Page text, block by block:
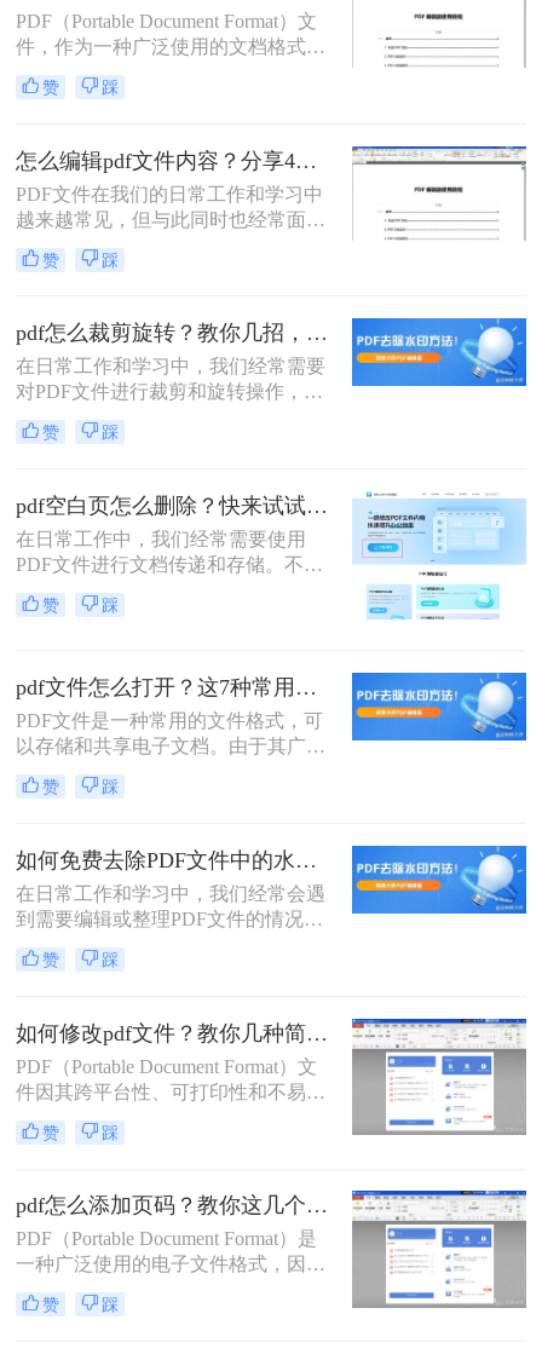
无论你是在使用桌面软件、在线工具
还是移动应用，都能找到适合自己的
解决方案。
PDF（Portable Document Format）文
件，作为一种广泛使用的文档格式，
因其跨平台、保持文档格式不变等特
性而深受欢迎。无论你是在工作、学
要打开或编辑PDF文件的情况。本文
将详细介绍pdf文件怎么打开，并简要
提及一些常用的PDF编辑技巧。
赞 踩
怎么编辑pdf文件内容？分享4种pdf编辑修改方法！
PDF文件在我们的日常工作和学习中
越来越常见，但与此同时也经常面临
着需要进行编辑的局面。毕竟传统的
PDF编辑器使用起来难度较大，操作
介绍怎么编辑pdf文件内容方法。
赞 踩
pdf怎么裁剪旋转？教你几招，轻松实现PDF裁剪旋转！
在日常工作和学习中，我们经常需要
对PDF文件进行裁剪和旋转操作，以
满足不同的展示和编辑需求。那么pdf
怎么裁剪旋转呢？以下将详细介绍几
您轻松完成这些操作。
赞 踩
pdf空白页怎么删除？快来试试这三种方法!
在日常工作中，我们经常需要使用
PDF文件进行文档传递和存储。不
过，有时候我们会发现一些PDF文件
中出现了一些空白页，这些空白页不
呢？接下来，我将为您详细介绍三种
方法。
赞 踩
pdf文件怎么打开？这7种常用打开方法收藏下来！
PDF文件是一种常用的文件格式，可
以存储和共享电子文档。由于其广泛
的应用，了解如何打开PDF文件变得
非常重要。本文将介绍多种pdf文件怎
南。
赞 踩
如何免费去除PDF文件中的水印？3种方法教你快速去水印！
在日常工作和学习中，我们经常会遇
到需要编辑或整理PDF文件的情况，
而有时这些PDF文件上可能会带有水
印，影响我们浏览和使用。那么如何
将介绍三种免费而高效的方法，帮助
您去除PDF文件中的水印，让您的工
作更加顺利。
赞 踩
如何修改pdf文件？教你几种简单的修改方法！
PDF（Portable Document Format）文
件因其跨平台性、可打印性和不易被
篡改的特性，在日常生活和工作中得
到了广泛应用。然而，与Word、
常被视为只读文件，其编辑和修改过
程相对复杂。本文将详细介绍如何修
改PDF文件，帮助您轻松应对各种编
辑需求。
赞 踩
pdf怎么添加页码？教你这几个快速添加页码方法！
PDF（Portable Document Format）是
一种广泛使用的电子文件格式，因其
跨平台兼容性、安全性高和保留文档
原始格式等特点而备受欢迎。然而，
赞 踩